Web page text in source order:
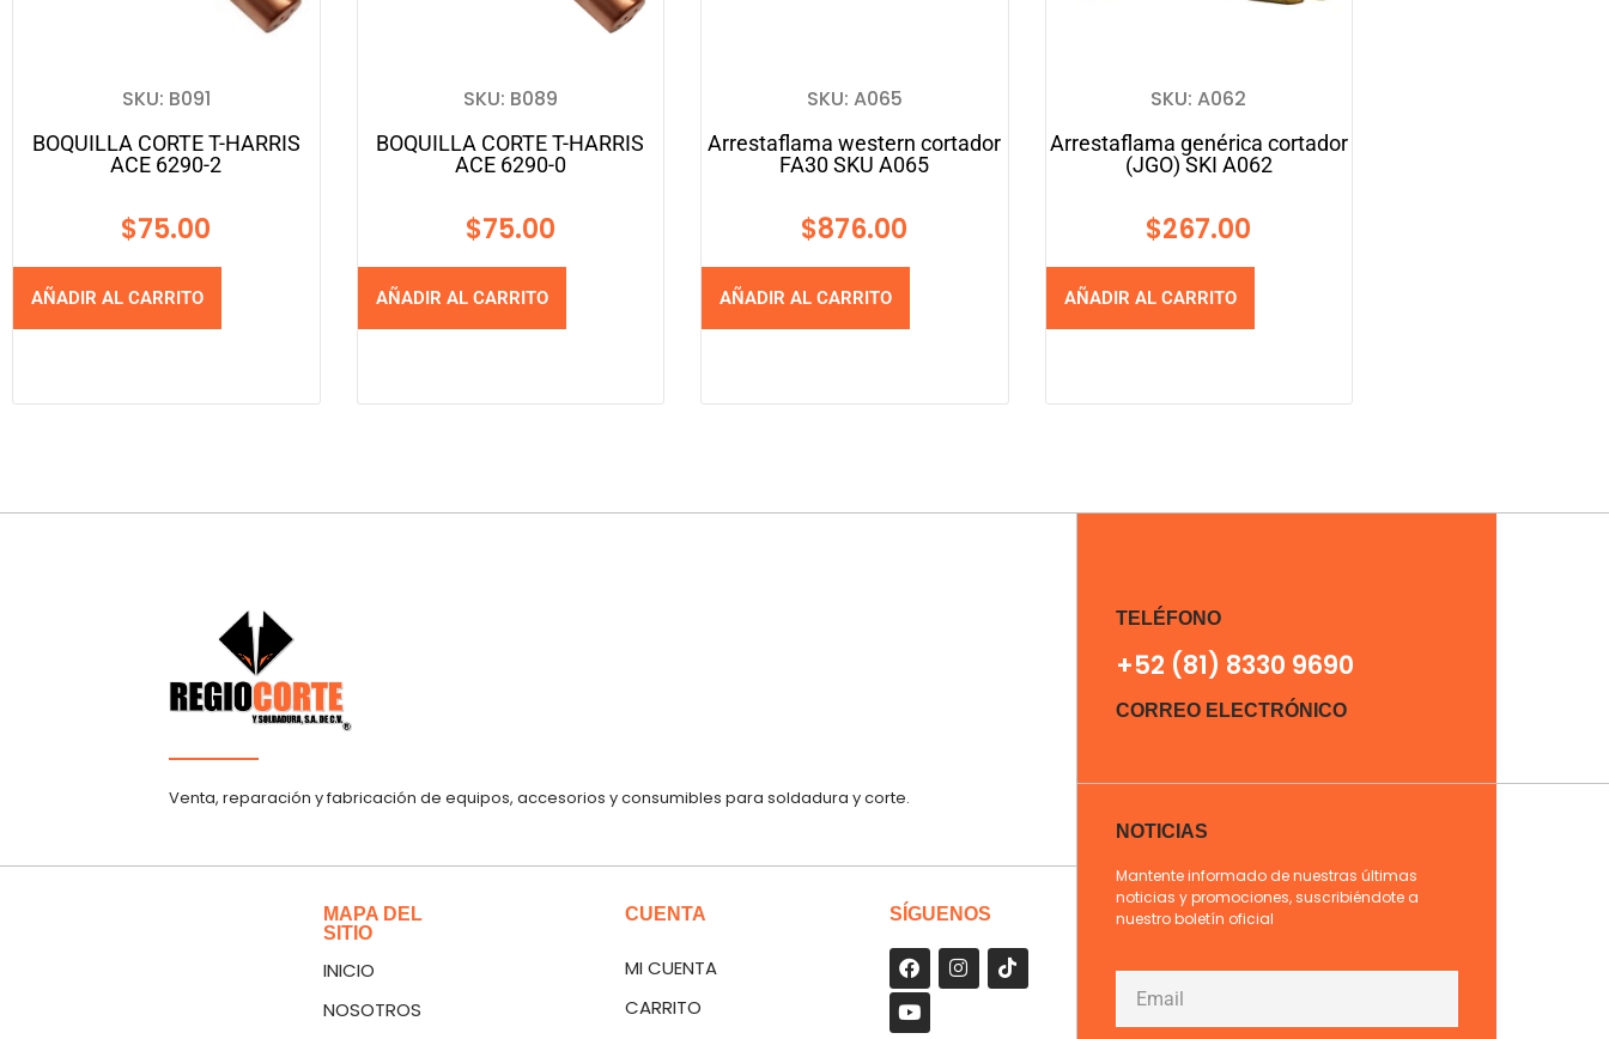
SKU: B091
BOQUILLA CORTE T-HARRIS
ACE 6290-2
$75.00
AÑADIR AL CARRITO
SKU: B089
BOQUILLA CORTE T-HARRIS
ACE 6290-0
$75.00
AÑADIR AL CARRITO
SKU: A065
Arrestaflama western cortador
FA30 SKU A065
$876.00
AÑADIR AL CARRITO
SKU: A062
Arrestaflama genérica cortador
(JGO) SKI A062
$267.00
AÑADIR AL CARRITO
Venta, reparación y fabricación de equipos, accesorios y consumibles para soldadura y corte.
MAPA DEL
SITIO
INICIO
NOSOTROS
CUENTA
MI CUENTA
CARRITO
SÍGUENOS
TELÉFONO
+52 (81) 8330 9690
CORREO ELECTRÓNICO
NOTICIAS
Mantente informado de nuestras últimas
noticias y promociones, suscribiéndote a
nuestro boletín oficial